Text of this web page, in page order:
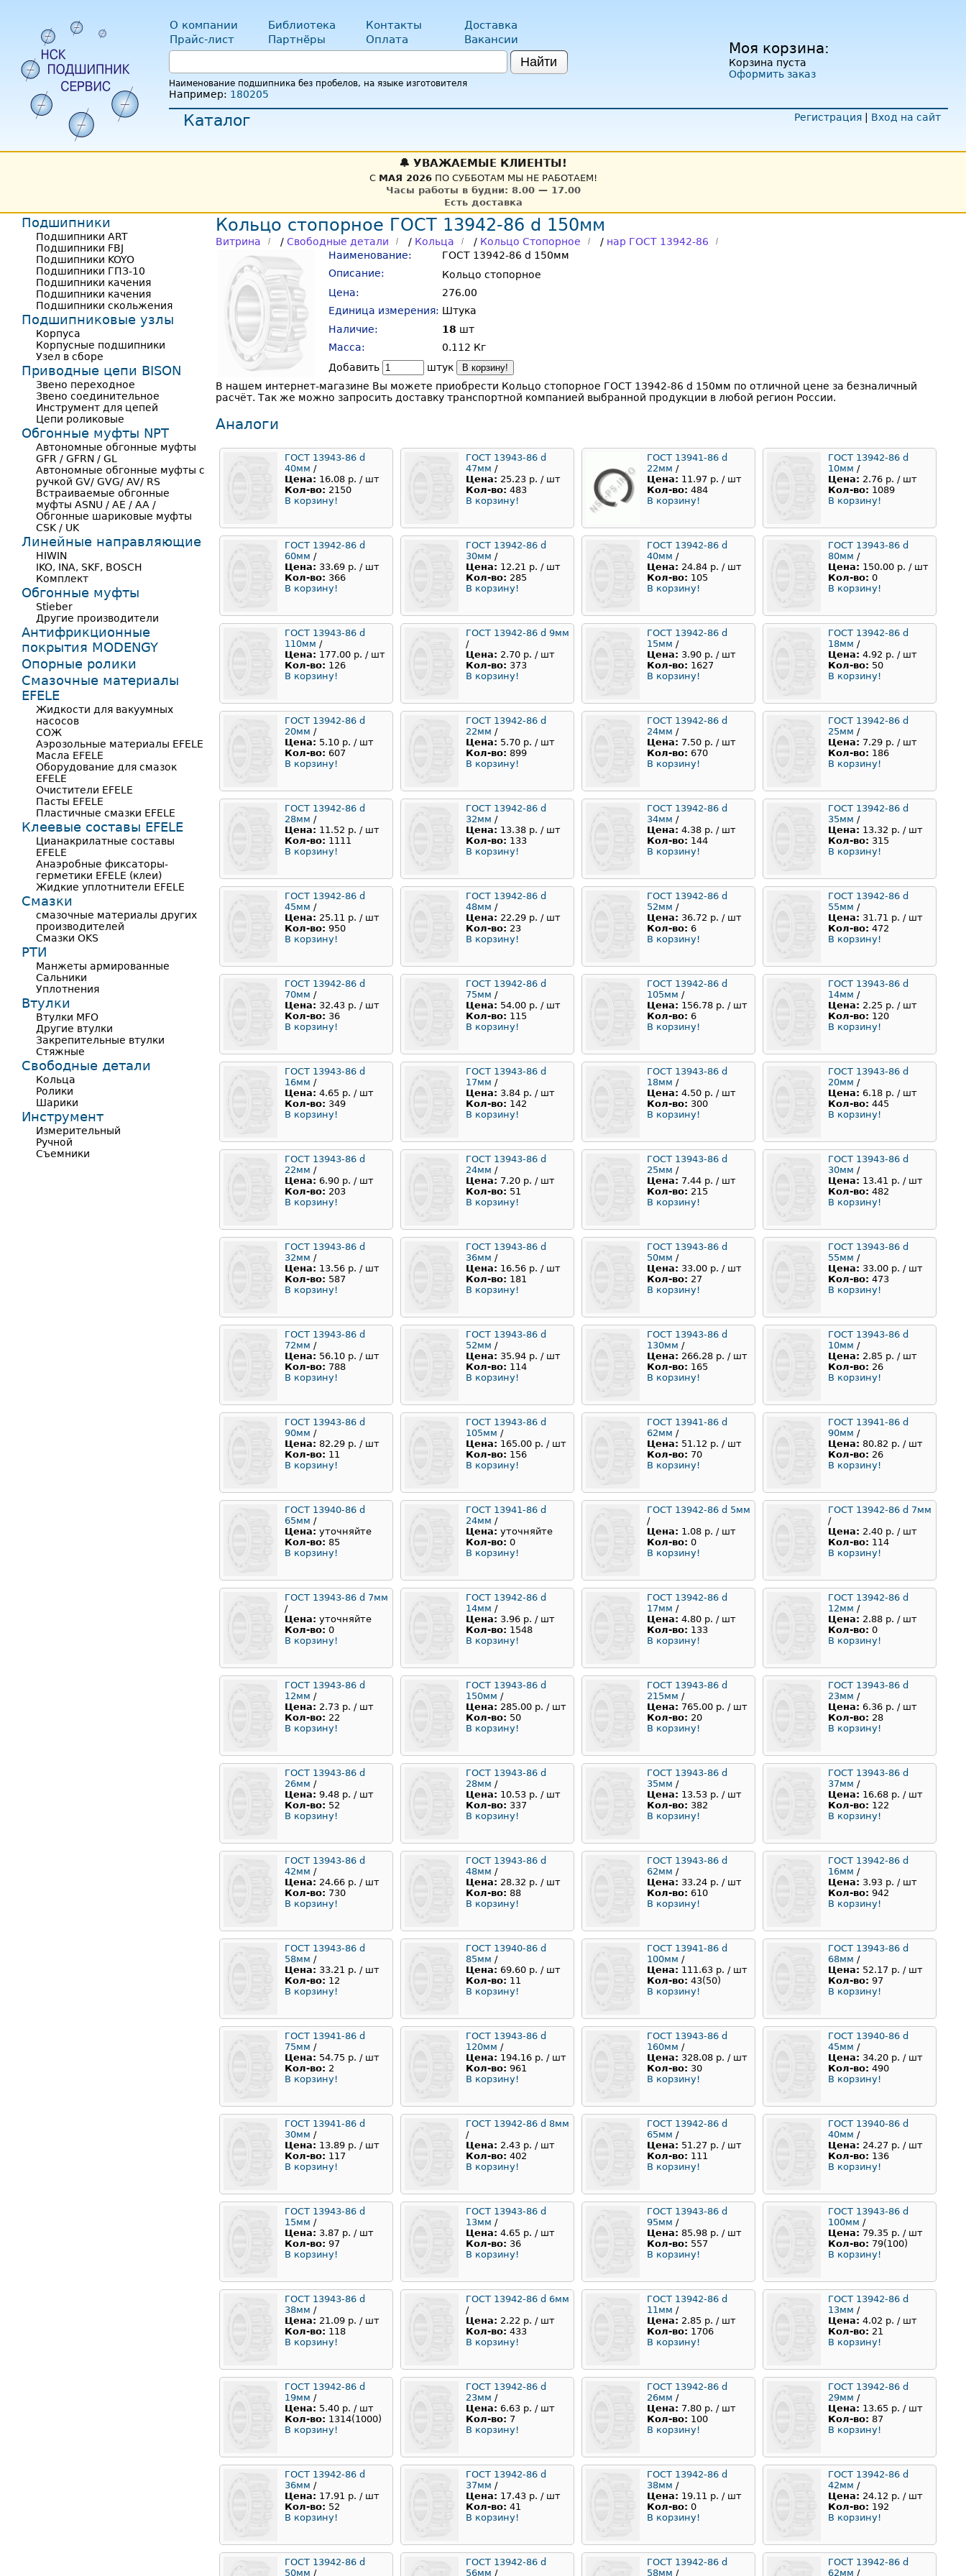
Моя корзина:
Корзина пуста
Оформить заказ
О компании Библиотека Контакты
Доставка
Прайс-лист
Партнёры Оплата Вакансии
Найти
Наименование подшипника без пробелов, на языке изготовителя
Например: 180205
Регистрация
Вход на сайт
Каталог
🔔 УВАЖАЕМЫЕ КЛИЕНТЫ!
С МАЯ 2026ПО СУББОТАМ МЫ НЕ РАБОТАЕМ!
Часы работы в будни: 8.00 — 17.00
Есть доставка
Кольцо стопорное ГОСТ 13942-86 d 150мм
Витрина / Свободные детали / Кольца / Кольцо Стопорное / нар ГОСТ 13942-86
Наименование:
ГОСТ 13942-86 d 150мм
Описание:
Кольцо стопорное
Цена:
276.00
Единица измерения: Штука
Наличие:
18 шт
Масса:
0.112 Кг
Добавить
штук В корзину!
В нашем интернет-магазине Вы можете приобрести Кольцо стопорное ГОСТ 13942-86 d 150мм по отличной цене за безналичный
расчёт. Так же можно запросить доставку транспортной компанией выбранной продукции в любой регион России.
Аналоги
ГОСТ 13943-86 d
40мм /
Цена: 16.08 р. / шт
Кол-во: 2150
В корзину!
ГОСТ 13943-86 d
47мм /
Цена: 25.23 р. / шт
Кол-во: 483
В корзину!
ГОСТ 13941-86 d
22мм /
Цена: 11.97 р. / шт
Кол-во: 484
В корзину!
ГОСТ 13942-86 d
10мм /
Цена: 2.76 р. / шт
Кол-во: 1089
В корзину!
ГОСТ 13942-86 d
60мм /
Цена: 33.69 р. / шт
Кол-во: 366
В корзину!
ГОСТ 13942-86 d
30мм /
Цена: 12.21 р. / шт
Кол-во: 285
В корзину!
ГОСТ 13942-86 d
40мм /
Цена: 24.84 р. / шт
Кол-во: 105
В корзину!
ГОСТ 13943-86 d
80мм /
Цена: 150.00 р. / шт
Кол-во: 0
В корзину!
ГОСТ 13943-86 d
110мм /
Цена: 177.00 р. / шт
Кол-во: 126
В корзину!
ГОСТ 13942-86 d 9мм
/
Цена: 2.70 р. / шт
Кол-во: 373
В корзину!
ГОСТ 13942-86 d
15мм /
Цена: 3.90 р. / шт
Кол-во: 1627
В корзину!
ГОСТ 13942-86 d
18мм /
Цена: 4.92 р. / шт
Кол-во: 50
В корзину!
ГОСТ 13942-86 d
20мм /
Цена: 5.10 р. / шт
Кол-во: 607
В корзину!
ГОСТ 13942-86 d
22мм /
Цена: 5.70 р. / шт
Кол-во: 899
В корзину!
ГОСТ 13942-86 d
24мм /
Цена: 7.50 р. / шт
Кол-во: 670
В корзину!
ГОСТ 13942-86 d
25мм /
Цена: 7.29 р. / шт
Кол-во: 186
В корзину!
ГОСТ 13942-86 d
28мм /
Цена: 11.52 р. / шт
Кол-во: 1111
В корзину!
ГОСТ 13942-86 d
32мм /
Цена: 13.38 р. / шт
Кол-во: 133
В корзину!
ГОСТ 13942-86 d
34мм /
Цена: 4.38 р. / шт
Кол-во: 144
В корзину!
ГОСТ 13942-86 d
35мм /
Цена: 13.32 р. / шт
Кол-во: 315
В корзину!
ГОСТ 13942-86 d
45мм /
Цена: 25.11 р. / шт
Кол-во: 950
В корзину!
ГОСТ 13942-86 d
48мм /
Цена: 22.29 р. / шт
Кол-во: 23
В корзину!
ГОСТ 13942-86 d
52мм /
Цена: 36.72 р. / шт
Кол-во: 6
В корзину!
ГОСТ 13942-86 d
55мм /
Цена: 31.71 р. / шт
Кол-во: 472
В корзину!
ГОСТ 13942-86 d
70мм /
Цена: 32.43 р. / шт
Кол-во: 36
В корзину!
ГОСТ 13942-86 d
75мм /
Цена: 54.00 р. / шт
Кол-во: 115
В корзину!
ГОСТ 13942-86 d
105мм /
Цена: 156.78 р. / шт
Кол-во: 6
В корзину!
ГОСТ 13943-86 d
14мм /
Цена: 2.25 р. / шт
Кол-во: 120
В корзину!
ГОСТ 13943-86 d
16мм /
Цена: 4.65 р. / шт
Кол-во: 349
В корзину!
ГОСТ 13943-86 d
17мм /
Цена: 3.84 р. / шт
Кол-во: 142
В корзину!
ГОСТ 13943-86 d
18мм /
Цена: 4.50 р. / шт
Кол-во: 300
В корзину!
ГОСТ 13943-86 d
20мм /
Цена: 6.18 р. / шт
Кол-во: 445
В корзину!
ГОСТ 13943-86 d
22мм /
Цена: 6.90 р. / шт
Кол-во: 203
В корзину!
ГОСТ 13943-86 d
24мм /
Цена: 7.20 р. / шт
Кол-во: 51
В корзину!
ГОСТ 13943-86 d
25мм /
Цена: 7.44 р. / шт
Кол-во: 215
В корзину!
ГОСТ 13943-86 d
30мм /
Цена: 13.41 р. / шт
Кол-во: 482
В корзину!
ГОСТ 13943-86 d
32мм /
Цена: 13.56 р. / шт
Кол-во: 587
В корзину!
ГОСТ 13943-86 d
36мм /
Цена: 16.56 р. / шт
Кол-во: 181
В корзину!
ГОСТ 13943-86 d
50мм /
Цена: 33.00 р. / шт
Кол-во: 27
В корзину!
ГОСТ 13943-86 d
55мм /
Цена: 33.00 р. / шт
Кол-во: 473
В корзину!
ГОСТ 13943-86 d
72мм /
Цена: 56.10 р. / шт
Кол-во: 788
В корзину!
ГОСТ 13943-86 d
52мм /
Цена: 35.94 р. / шт
Кол-во: 114
В корзину!
ГОСТ 13943-86 d
130мм /
Цена: 266.28 р. / шт
Кол-во: 165
В корзину!
ГОСТ 13943-86 d
10мм /
Цена: 2.85 р. / шт
Кол-во: 26
В корзину!
ГОСТ 13943-86 d
90мм /
Цена: 82.29 р. / шт
Кол-во: 11
В корзину!
ГОСТ 13943-86 d
105мм /
Цена: 165.00 р. / шт
Кол-во: 156
В корзину!
ГОСТ 13941-86 d
62мм /
Цена: 51.12 р. / шт
Кол-во: 70
В корзину!
ГОСТ 13941-86 d
90мм /
Цена: 80.82 р. / шт
Кол-во: 26
В корзину!
ГОСТ 13940-86 d
65мм /
Цена: уточняйте
Кол-во: 85
В корзину!
ГОСТ 13941-86 d
24мм /
Цена: уточняйте
Кол-во: 0
В корзину!
ГОСТ 13942-86 d 5мм
/
Цена: 1.08 р. / шт
Кол-во: 0
В корзину!
ГОСТ 13942-86 d 7мм
/
Цена: 2.40 р. / шт
Кол-во: 114
В корзину!
ГОСТ 13943-86 d 7мм
/
Цена: уточняйте
Кол-во: 0
В корзину!
ГОСТ 13942-86 d
14мм /
Цена: 3.96 р. / шт
Кол-во: 1548
В корзину!
ГОСТ 13942-86 d
17мм /
Цена: 4.80 р. / шт
Кол-во: 133
В корзину!
ГОСТ 13942-86 d
12мм /
Цена: 2.88 р. / шт
Кол-во: 0
В корзину!
ГОСТ 13943-86 d
12мм /
Цена: 2.73 р. / шт
Кол-во: 22
В корзину!
ГОСТ 13943-86 d
150мм /
Цена: 285.00 р. / шт
Кол-во: 50
В корзину!
ГОСТ 13943-86 d
215мм /
Цена: 765.00 р. / шт
Кол-во: 20
В корзину!
ГОСТ 13943-86 d
23мм /
Цена: 6.36 р. / шт
Кол-во: 28
В корзину!
ГОСТ 13943-86 d
26мм /
Цена: 9.48 р. / шт
Кол-во: 52
В корзину!
ГОСТ 13943-86 d
28мм /
Цена: 10.53 р. / шт
Кол-во: 337
В корзину!
ГОСТ 13943-86 d
35мм /
Цена: 13.53 р. / шт
Кол-во: 382
В корзину!
ГОСТ 13943-86 d
37мм /
Цена: 16.68 р. / шт
Кол-во: 122
В корзину!
ГОСТ 13943-86 d
42мм /
Цена: 24.66 р. / шт
Кол-во: 730
В корзину!
ГОСТ 13943-86 d
48мм /
Цена: 28.32 р. / шт
Кол-во: 88
В корзину!
ГОСТ 13943-86 d
62мм /
Цена: 33.24 р. / шт
Кол-во: 610
В корзину!
ГОСТ 13942-86 d
16мм /
Цена: 3.93 р. / шт
Кол-во: 942
В корзину!
ГОСТ 13943-86 d
58мм /
Цена: 33.21 р. / шт
Кол-во: 12
В корзину!
ГОСТ 13940-86 d
85мм /
Цена: 69.60 р. / шт
Кол-во: 11
В корзину!
ГОСТ 13941-86 d
100мм /
Цена: 111.63 р. / шт
Кол-во: 43(50)
В корзину!
ГОСТ 13943-86 d
68мм /
Цена: 52.17 р. / шт
Кол-во: 97
В корзину!
ГОСТ 13941-86 d
75мм /
Цена: 54.75 р. / шт
Кол-во: 2
В корзину!
ГОСТ 13943-86 d
120мм /
Цена: 194.16 р. / шт
Кол-во: 961
В корзину!
ГОСТ 13943-86 d
160мм /
Цена: 328.08 р. / шт
Кол-во: 30
В корзину!
ГОСТ 13940-86 d
45мм /
Цена: 34.20 р. / шт
Кол-во: 490
В корзину!
ГОСТ 13941-86 d
30мм /
Цена: 13.89 р. / шт
Кол-во: 117
В корзину!
ГОСТ 13942-86 d 8мм
/
Цена: 2.43 р. / шт
Кол-во: 402
В корзину!
ГОСТ 13942-86 d
65мм /
Цена: 51.27 р. / шт
Кол-во: 111
В корзину!
ГОСТ 13940-86 d
40мм /
Цена: 24.27 р. / шт
Кол-во: 136
В корзину!
ГОСТ 13943-86 d
15мм /
Цена: 3.87 р. / шт
Кол-во: 97
В корзину!
ГОСТ 13943-86 d
13мм /
Цена: 4.65 р. / шт
Кол-во: 36
В корзину!
ГОСТ 13943-86 d
95мм /
Цена: 85.98 р. / шт
Кол-во: 557
В корзину!
ГОСТ 13943-86 d
100мм /
Цена: 79.35 р. / шт
Кол-во: 79(100)
В корзину!
ГОСТ 13943-86 d
38мм /
Цена: 21.09 р. / шт
Кол-во: 118
В корзину!
ГОСТ 13942-86 d 6мм
/
Цена: 2.22 р. / шт
Кол-во: 433
В корзину!
ГОСТ 13942-86 d
11мм /
Цена: 2.85 р. / шт
Кол-во: 1706
В корзину!
ГОСТ 13942-86 d
13мм /
Цена: 4.02 р. / шт
Кол-во: 21
В корзину!
ГОСТ 13942-86 d
19мм /
Цена: 5.40 р. / шт
Кол-во: 1314(1000)
В корзину!
ГОСТ 13942-86 d
23мм /
Цена: 6.63 р. / шт
Кол-во: 7
В корзину!
ГОСТ 13942-86 d
26мм /
Цена: 7.80 р. / шт
Кол-во: 100
В корзину!
ГОСТ 13942-86 d
29мм /
Цена: 13.65 р. / шт
Кол-во: 87
В корзину!
ГОСТ 13942-86 d
36мм /
Цена: 17.91 р. / шт
Кол-во: 52
В корзину!
ГОСТ 13942-86 d
37мм /
Цена: 17.43 р. / шт
Кол-во: 41
В корзину!
ГОСТ 13942-86 d
38мм /
Цена: 19.11 р. / шт
Кол-во: 0
В корзину!
ГОСТ 13942-86 d
42мм /
Цена: 24.12 р. / шт
Кол-во: 192
В корзину!
ГОСТ 13942-86 d
50мм /
ГОСТ 13942-86 d
56мм /
ГОСТ 13942-86 d
58мм /
ГОСТ 13942-86 d
62мм /
Подшипники
Подшипники ART
Подшипники FBJ
Подшипники KOYO
Подшипники ГПЗ-10
Подшипники качения
Подшипники качения
Подшипники скольжения
Подшипниковые узлы
Корпуса
Корпусные подшипники
Узел в сборе
Приводные цепи BISON
Звено переходное
Звено соединительное
Инструмент для цепей
Цепи роликовые
Обгонные муфты NPT
Автономные обгонные муфты
GFR / GFRN / GL
Автономные обгонные муфты с
ручкой GV/ GVG/ AV/ RS
Встраиваемые обгонные
муфты ASNU / AE / AA /
Обгонные шариковые муфты
CSK / UK
Линейные направляющие
HIWIN
IKO, INA, SKF, BOSCH
Комплект
Обгонные муфты
Stieber
Другие производители
Антифрикционные
покрытия MODENGY
Опорные ролики
Смазочные материалы
EFELE
Жидкости для вакуумных
насосов
СОЖ
Аэрозольные материалы EFELE
Масла EFELE
Оборудование для смазок
EFELE
Очистители EFELE
Пасты EFELE
Пластичные смазки EFELE
Клеевые составы EFELE
Цианакрилатные составы
EFELE
Анаэробные фиксаторы-
герметики EFELE (клеи)
Жидкие уплотнители EFELE
Смазки
смазочные материалы других
производителей
Смазки OKS
РТИ
Манжеты армированные
Сальники
Уплотнения
Втулки
Втулки MFO
Другие втулки
Закрепительные втулки
Стяжные
Свободные детали
Кольца
Ролики
Шарики
Инструмент
Измерительный
Ручной
Съемники